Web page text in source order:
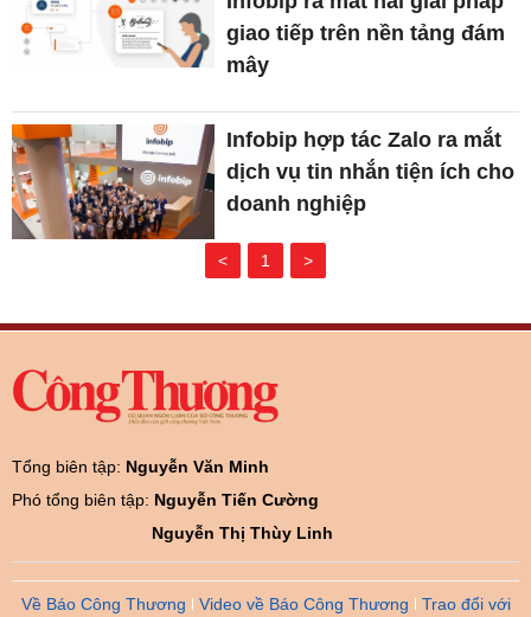
giao tiếp trên nền tảng đám
mây
Infobip hợp tác Zalo ra mắt
dịch vụ tin nhắn tiện ích cho
doanh nghiệp
< 1 >
Tổng biên tập: Nguyễn Văn Minh
Phó tổng biên tập: Nguyễn Tiến Cường
Nguyễn Thị Thùy Linh
Về Báo Công Thương Video về Báo Công Thương
Trao đổi với